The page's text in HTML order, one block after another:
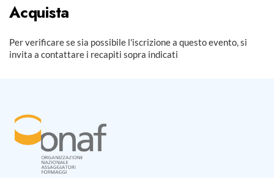
Acquista
Per verificare se sia possibile l'iscrizione a questo evento, si
invita a contattare i recapiti sopra indicati